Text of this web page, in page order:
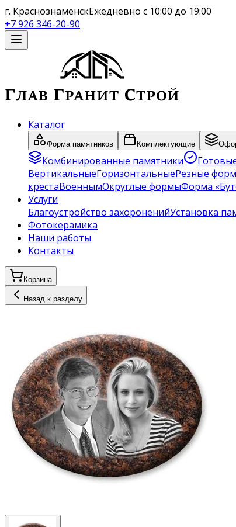
г. КраснознаменскЕжедневно с 10:00 до 19:00
+7 926 346-20-90
Каталог
Форма памятников Комплектующие
Комбинированные памятники
ВертикальныеГоризонтальныеРезные
крестаВоеннымОкруглые формыФорма
Услуги
Благоустройство захороненийУстановка
Фотокерамика
Наши работы
Контакты
Корзина
Назад к разделу